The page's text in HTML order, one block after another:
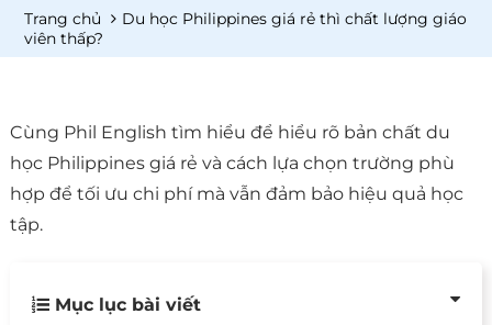
Trang chủ
Du học Philippines giá rẻ thì chất lượng giáo
viên thấp?
Cùng Phil English tìm hiểu để hiểu rõ bản chất du
học Philippines giá rẻ và cách lựa chọn trường phù
hợp để tối ưu chi phí mà vẫn đảm bảo hiệu quả học
tập.
Mục lục bài viết